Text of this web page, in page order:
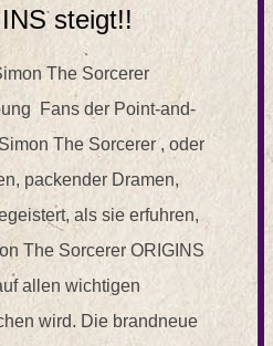
steigt!!
The Sorcerer
Fans der Point-and-
The Sorcerer , oder
packender Dramen,
als sie erfuhren,
The Sorcerer ORIGINS
allen wichtigen
wird. Die brandneue